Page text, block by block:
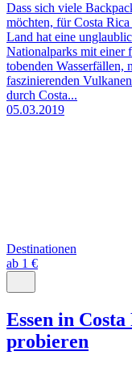
Dass sich viele
möchten, für Costa
Land hat eine
Nationalparks mit einer
tobenden Wasserfällen,
faszinierenden
durch Costa...
05.03.2019
Destinationen
ab 1 €
Essen in
probieren